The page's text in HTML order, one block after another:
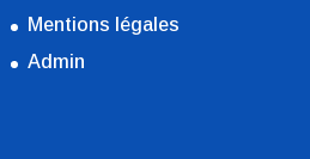
Mentions légales
Admin